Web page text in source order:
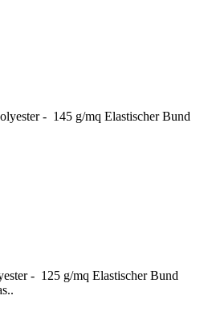
- 145 g/mq Elastischer Bund
- 125 g/mq Elastischer Bund